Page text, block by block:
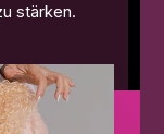
stärken.